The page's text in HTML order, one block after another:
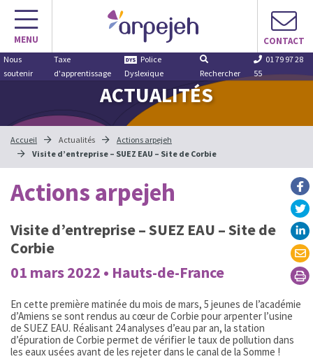
Aller
contenu
MENU CONTACT
Nous
soutenir
Taxe
d'apprentissage
Police
Dyslexique
Rechercher
01 79 97 28
55
ACTUALITÉS
Accueil Actualités
Actions arpejeh
Visite d’entreprise – SUEZ EAU – Site de Corbie
Actions arpejeh
Visite d’entreprise – SUEZ EAU – Site de
Corbie
01 mars 2022 • Hauts-de-France
En cette première matinée du mois de mars, 5 jeunes de l’académie
d’Amiens se sont rendus au cœur de Corbie pour arpenter l’usine
de SUEZ EAU. Réalisant 24 analyses d’eau par an, la station
d’épuration de Corbie permet de vérifier le taux de pollution dans
les eaux usées avant de les rejeter dans le canal de la Somme !